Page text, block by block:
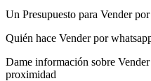
Un Presupuesto para Vender
Quién hace Vender por
Dame información sobre
proximidad